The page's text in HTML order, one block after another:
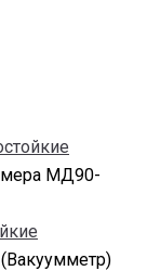
МД90-